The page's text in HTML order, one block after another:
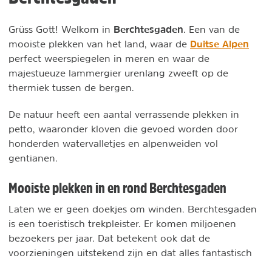
Grüss Gott! Welkom in Berchtesgaden . Een van de
mooiste plekken van het land, waar de Duitse Alpen
perfect weerspiegelen in meren en waar de
majestueuze lammergier urenlang zweeft op de
thermiek tussen de bergen.
De natuur heeft een aantal verrassende plekken in
petto, waaronder kloven die gevoed worden door
honderden watervalletjes en alpenweiden vol
gentianen.
Mooiste plekken in en rond Berchtesgaden
Laten we er geen doekjes om winden. Berchtesgaden
is een toeristisch trekpleister. Er komen miljoenen
bezoekers per jaar. Dat betekent ook dat de
voorzieningen uitstekend zijn en dat alles fantastisch